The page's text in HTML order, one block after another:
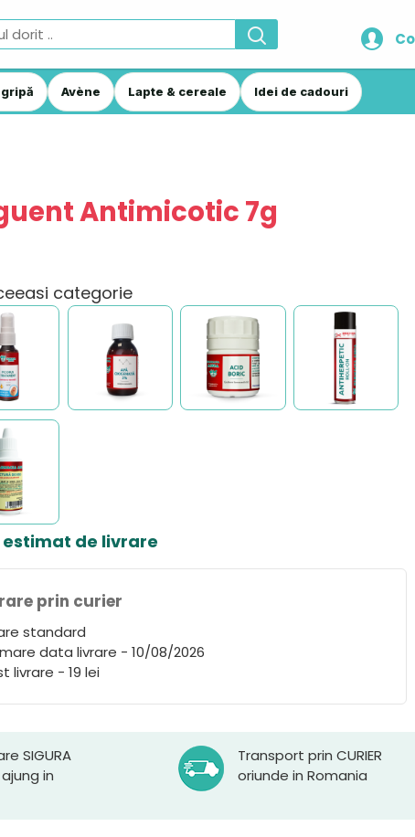
gripă Avène Lapte & cereale Idei de cadouri
Antimicotic 7g
categorie
estimat de livrare
prin curier
standard
data livrare - 10/08/2026
livrare - 19 lei
SIGURA
in
Transport prin CURIER
oriunde in Romania